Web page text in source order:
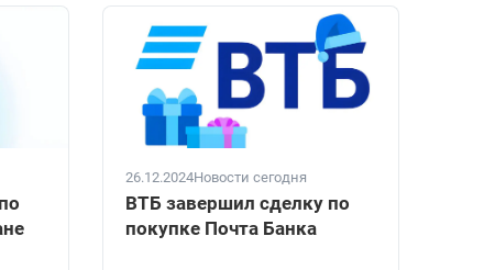
26.12.2024Новости сегодня
ВТБ завершил сделку по
покупке Почта Банка